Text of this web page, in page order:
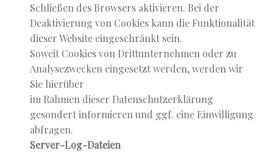
Schließen des Browsers aktivieren. Bei der
Deaktivierung von Cookies kann die Funktionalität
dieser Website eingeschränkt sein.
Soweit Cookies von Drittunternehmen oder zu
Analysezwecken eingesetzt werden, werden wir
Sie hierüber
im Rahmen dieser Datenschutzerklärung
gesondert informieren und ggf. eine Einwilligung
abfragen.
Server-Log-Dateien